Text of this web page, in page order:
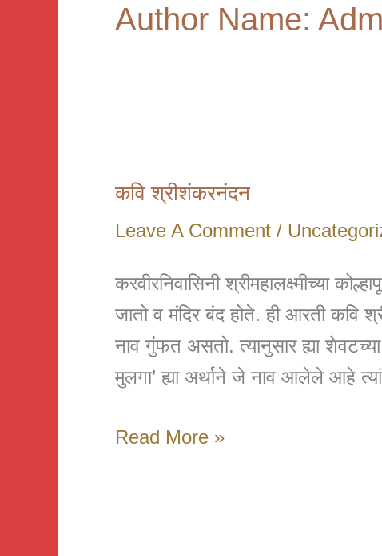
Author Name:
कवि श्रीशंकरनंदन
Leave A Comment /
करवीरनिवासिनी श्रीमहालक्ष्मीच्या
जातो व मंदिर बंद होते. ही आरती
नाव गुंफत असतो. त्यानुसार ह्या
मुलगा’ ह्या अर्थाने जे नाव आलेले आहे
कवि
Read More »